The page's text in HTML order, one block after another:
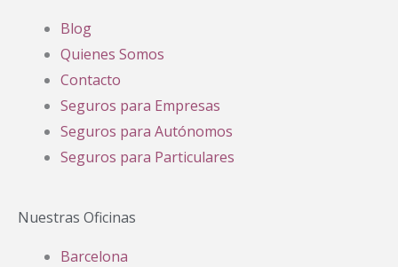
Blog
Quienes Somos
Contacto
Seguros para Empresas
Seguros para Autónomos
Seguros para Particulares
Nuestras Oficinas
Barcelona